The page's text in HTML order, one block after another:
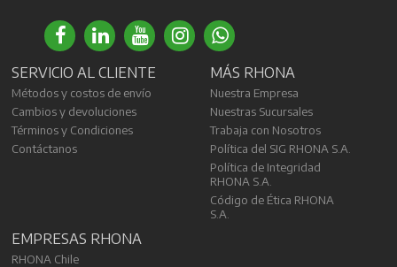
SERVICIO AL CLIENTE
Métodos y costos de envío
Cambios y devoluciones
Términos y Condiciones
Contáctanos
MÁS RHONA
Nuestra Empresa
Nuestras Sucursales
Trabaja con Nosotros
Política del SIG RHONA S.A.
Política de Integridad
RHONA S.A.
Código de Ética RHONA
S.A.
EMPRESAS RHONA
RHONA Chile